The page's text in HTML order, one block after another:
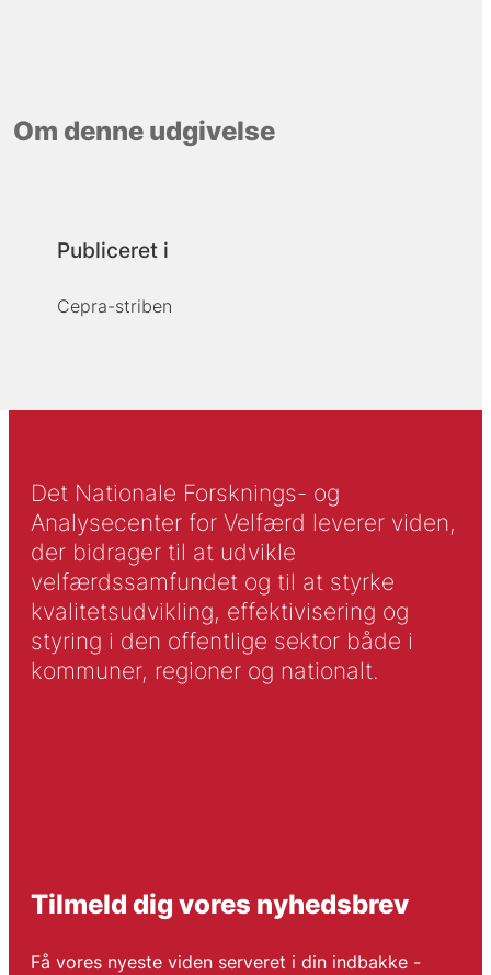
Om denne udgivelse
Publiceret i
Cepra-striben
Det Nationale Forsknings- og
Analysecenter for Velfærd leverer viden,
der bidrager til at udvikle
velfærdssamfundet og til at styrke
kvalitetsudvikling, effektivisering og
styring i den offentlige sektor både i
kommuner, regioner og nationalt.
Tilmeld dig vores nyhedsbrev
Få vores nyeste viden serveret i din indbakke -